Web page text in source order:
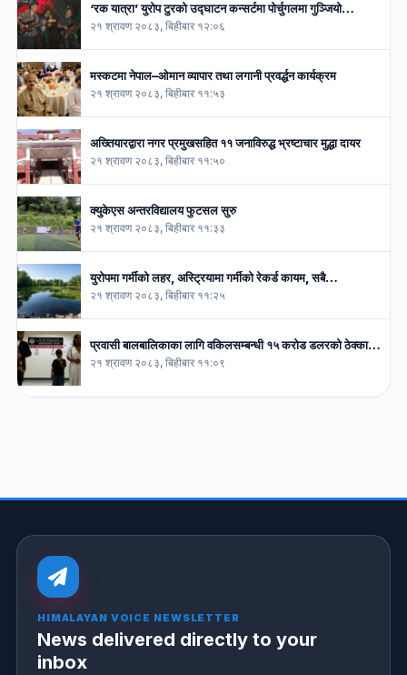
‘रक यात्रा’ युरोप टुरको उद्घाटन कन्सर्टमा पोर्चुगलमा गुञ्जियो…
२१ श्रावण २०८३, बिहीबार १२:०६
मस्कटमा नेपाल–ओमान व्यापार तथा लगानी प्रवर्द्धन कार्यक्रम
२१ श्रावण २०८३, बिहीबार ११:५३
अख्तियारद्वारा नगर प्रमुखसहित ११ जनाविरुद्ध भ्रष्टाचार मुद्धा दायर
२१ श्रावण २०८३, बिहीबार ११:५०
क्युकेएस अन्तरविद्यालय फुटसल सुरु
२१ श्रावण २०८३, बिहीबार ११:३३
युरोपमा गर्मीको लहर, अस्ट्रियामा गर्मीको रेकर्ड कायम, सबै…
२१ श्रावण २०८३, बिहीबार ११:२५
प्रवासी बालबालिकाका लागि वकिलसम्बन्धी १५ करोड डलरको ठेक्का…
२१ श्रावण २०८३, बिहीबार ११:०९
HIMALAYAN VOICE NEWSLETTER
News delivered directly to your
inbox